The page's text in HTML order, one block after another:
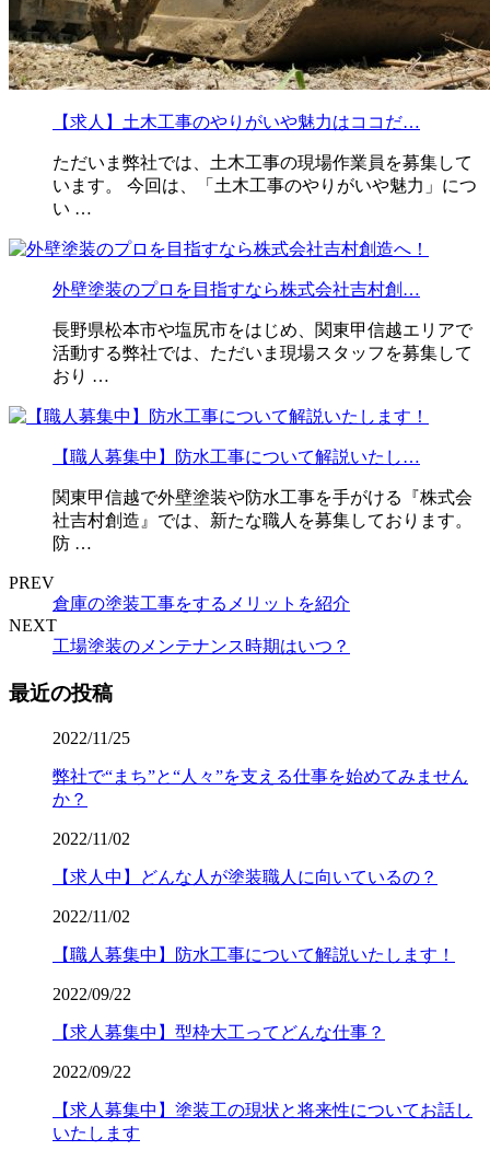
【求人】土木工事のやりがいや魅力はココだ…
ただいま弊社では、土木工事の現場作業員を募集して
います。 今回は、「土木工事のやりがいや魅力」につ
い …
外壁塗装のプロを目指すなら株式会社吉村創…
長野県松本市や塩尻市をはじめ、関東甲信越エリアで
活動する弊社では、ただいま現場スタッフを募集して
おり …
【職人募集中】防水工事について解説いたし…
関東甲信越で外壁塗装や防水工事を手がける『株式会
社吉村創造』では、新たな職人を募集しております。
防 …
PREV
倉庫の塗装工事をするメリットを紹介
NEXT
工場塗装のメンテナンス時期はいつ？
最近の投稿
2022/11/25
弊社で“まち”と“人々”を支える仕事を始めてみません
か？
2022/11/02
【求人中】どんな人が塗装職人に向いているの？
2022/11/02
【職人募集中】防水工事について解説いたします！
2022/09/22
【求人募集中】型枠大工ってどんな仕事？
2022/09/22
【求人募集中】塗装工の現状と将来性についてお話し
いたします